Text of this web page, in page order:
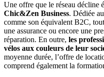
Une offre que le réseau décline
Chic&Zen Business. Dédiée
comme son équivalent B2C,
une assurance ou encore une
réparation. En outre, les
vélos aux couleurs de leur
moyenne durée, l’offre de
comprend également la